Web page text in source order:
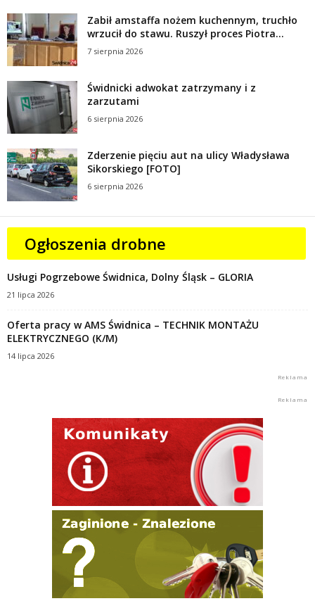
Zabił amstaffa nożem kuchennym, truchło
wrzucił do stawu. Ruszył proces Piotra...
7 sierpnia 2026
Świdnicki adwokat zatrzymany i z
zarzutami
6 sierpnia 2026
Zderzenie pięciu aut na ulicy Władysława
Sikorskiego [FOTO]
6 sierpnia 2026
Ogłoszenia drobne
Usługi Pogrzebowe Świdnica, Dolny Śląsk – GLORIA
21 lipca 2026
Oferta pracy w AMS Świdnica – TECHNIK MONTAŻU
ELEKTRYCZNEGO (K/M)
14 lipca 2026